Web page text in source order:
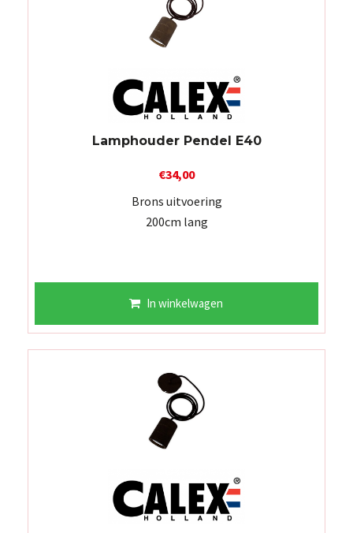
Lamphouder Pendel E40
€34,00
Brons uitvoering
200cm lang
In winkelwagen